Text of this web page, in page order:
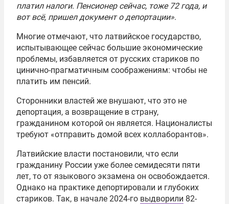
платил налоги. Пенсионер сейчас, тоже 72 года, и
вот всё, пришел документ о депортации».
Многие отмечают, что латвийское государство,
испытывающее сейчас большие экономические
проблемы, избавляется от русских стариков по
цинично-прагматичным соображениям: чтобы не
платить им пенсий.
Сторонники властей же внушают, что это не
депортация, а возвращение в страну,
гражданином которой он является. Националисты
требуют «отправить домой всех коллаборантов».
Латвийские власти постановили, что если
гражданину России уже более семидесяти пяти
лет, то от языкового экзамена он освобождается.
Однако на практике депортировали и глубоких
стариков. Так, в начале 2024-го выдворили 82-